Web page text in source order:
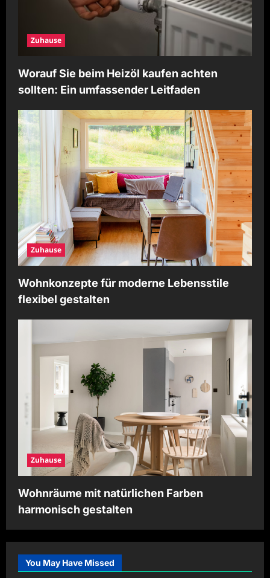
Zuhause
Worauf Sie beim Heizöl kaufen achten
sollten: Ein umfassender Leitfaden
Zuhause
Wohnkonzepte für moderne Lebensstile
flexibel gestalten
Zuhause
Wohnräume mit natürlichen Farben
harmonisch gestalten
You May Have Missed